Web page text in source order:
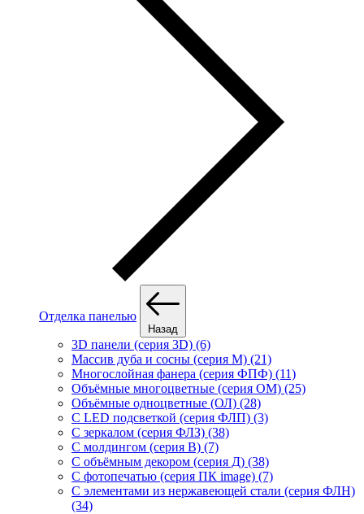
Отделка панелью
Назад
3D панели (серия 3D) (6)
Массив дуба и сосны (серия М) (21)
Многослойная фанера (серия ФПФ) (11)
Объёмные многоцветные (серия ОМ) (25)
Объёмные одноцветные (ОЛ) (28)
С LED подсветкой (серия ФЛП) (3)
С зеркалом (серия ФЛЗ) (38)
С молдингом (серия В) (7)
С объёмным декором (серия Д) (38)
С фотопечатью (серия ПК image) (7)
С элементами из нержавеющей стали (серия ФЛН)
(34)